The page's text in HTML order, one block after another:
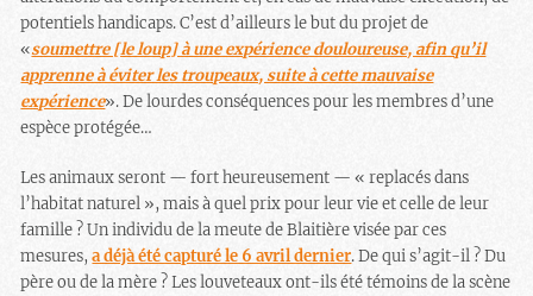
potentiels handicaps. C’est d’ailleurs le but du projet de
«soumettre [le loup] à une expérience douloureuse, afin qu’il
apprenne à éviter les troupeaux, suite à cette mauvaise
expérience».De lourdes conséquences pour les membres d’une
espèce protégée…
Les animaux seront — fort heureusement — « replacés dans
l’habitat naturel », mais à quel prix pour leur vie et celle de leur
famille ? Un individu de la meute de Blaitière visée par ces
mesures,a déjà été capturé le 6 avril dernier. De qui s’agit-il ? Du
père ou de la mère ? Les louveteaux ont-ils été témoins de la scène